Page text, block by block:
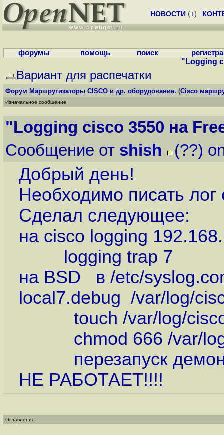
НОВОСТИ (+)
форумы помощь поиск
"Logging
Вариант для распечатки
Форум Маршрутизаторы CISCO и др. оборудование. (Cisco
Изначальное сообщение
"Logging cisco 3550 на
Сообщение от shish (??)
Добрый день!
Необходимо писать
Сделал следующее:
на cisco logging
logging trap 7
на BSD в /etc/
local7.debug /var/log/
touch /var/log/
chmod 666 /var/log/
перезапуск
НЕ РАБОТАЕТ!!!!
Оглавление